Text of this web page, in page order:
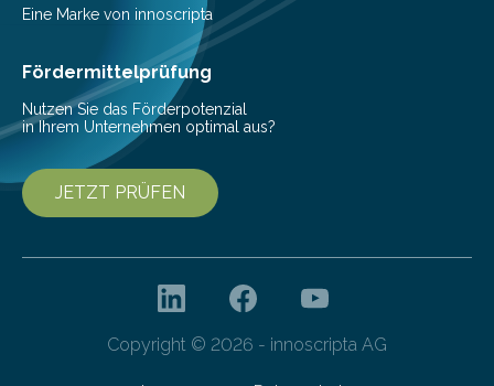
Eine Marke von innoscripta
Fördermittelprüfung
Nutzen Sie das Förderpotenzial
in Ihrem Unternehmen optimal aus?
JETZT PRÜFEN
Copyright © 2026 - innoscripta AG